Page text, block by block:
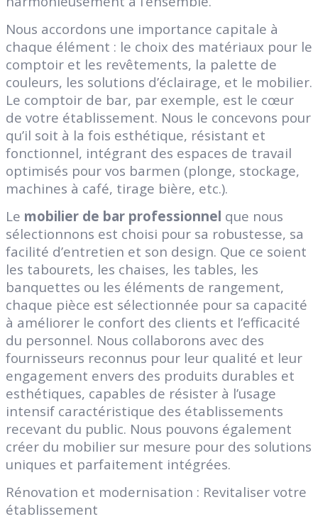
Nous accordons une importance capitale à
chaque élément : le choix des matériaux pour le
comptoir et les revêtements, la palette de
couleurs, les solutions d’éclairage, et le mobilier.
Le comptoir de bar, par exemple, est le cœur
de votre établissement. Nous le concevons pour
qu’il soit à la fois esthétique, résistant et
fonctionnel, intégrant des espaces de travail
optimisés pour vos barmen (plonge, stockage,
machines à café, tirage bière, etc.).
Le mobilier de bar professionnel que nous
sélectionnons est choisi pour sa robustesse, sa
facilité d’entretien et son design. Que ce soient
les tabourets, les chaises, les tables, les
banquettes ou les éléments de rangement,
chaque pièce est sélectionnée pour sa capacité
à améliorer le confort des clients et l’efficacité
du personnel. Nous collaborons avec des
fournisseurs reconnus pour leur qualité et leur
engagement envers des produits durables et
esthétiques, capables de résister à l’usage
intensif caractéristique des établissements
recevant du public. Nous pouvons également
créer du mobilier sur mesure pour des solutions
uniques et parfaitement intégrées.
Rénovation et modernisation : Revitaliser votre
établissement